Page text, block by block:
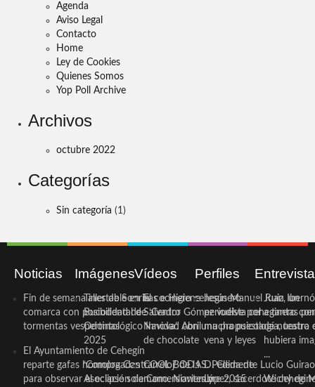
Agenda
Aviso Legal
Contacto
Home
Ley de Cookies
Quienes Somos
Yop Poll Archive
Archivos
octubre 2022
Categorías
Sin categoría (1)
Noticias
Fin de semana inestable en la
comarca con posibilidad de
tormentas vespertinas
El Ayuntamiento de Cehegín
reparte gafas homologadas
para observar el eclipse solar
Imágenes
Taller de Sonrisas e Higiene
Bucodental de ‘Centro
Odontológico Innova’. Abril
2025
‘Compra Contrarreloj’ de la
Asociación de Comerciantes y
Vídeos
El cocinero ceheginero
Salvador Gómez vuelve por
Navidad con una propuesta
de chocolate
COOL BODAS. Pedida de
mano. Noviembre 2015
Perfiles
Jesús Manuel Ruiz, un
periodista ceheginero con
mucha psicología, teatro
vena y leyes
D. Clemente Lucio Guirao
López, sacerdote
Juan
a tantas
de nuestra
hubiera
...
Wichy de